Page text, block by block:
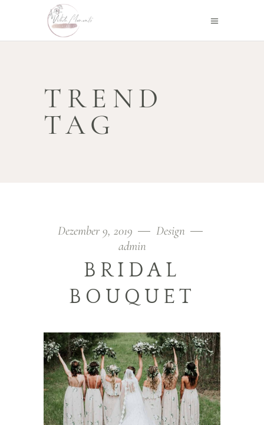
TREND
TAG
Dezember 9, 2019
Design
admin
BRIDAL
BOUQUET